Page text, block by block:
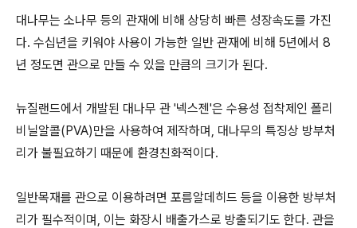
대나무는 소나무 등의 관재에 비해 상당히 빠른 성장속도를 가진
다. 수십년을 키워야 사용이 가능한 일반 관재에 비해 5년에서 8
년 정도면 관으로 만들 수 있을 만큼의 크기가 된다.
뉴질랜드에서 개발된 대나무 관 '넥스젠'은 수용성 접착제인 폴리
비닐알콜(PVA)만을 사용하여 제작하며, 대나무의 특징상 방부처
리가 불필요하기 때문에 환경친화적이다.
일반목재를 관으로 이용하려면 포름알데히드 등을 이용한 방부처
리가 필수적이며, 이는 화장시 배출가스로 방출되기도 한다. 관을